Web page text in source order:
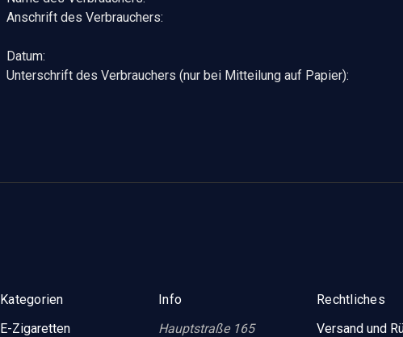
Anschrift des Verbrauchers:
Datum:
Unterschrift des Verbrauchers (nur bei Mitteilung auf Papier):
Kategorien
E-Zigaretten
Info
Hauptstraße 165
Rechtliches
Versand und